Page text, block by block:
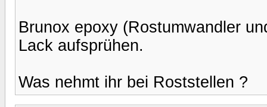
Brunox epoxy (Rostumwandler
Lack aufsprühen.
Was nehmt ihr bei Roststellen ?